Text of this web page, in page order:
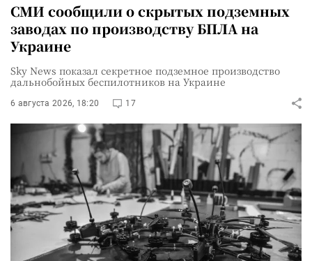
СМИ сообщили о скрытых подземных
заводах по производству БПЛА на
Украине
Sky News показал секретное подземное производство
дальнобойных беспилотников на Украине
6 августа 2026, 18:20 17